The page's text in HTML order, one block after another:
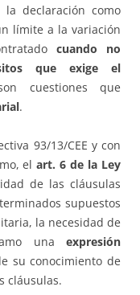
declaración como
límite a la variación
cuando no
que exige el
cuestiones que
.
93/13/CEE y con
elart. 6 de la Ley
de las cláusulas
supuestos
la necesidad de
una expresión
su conocimiento de
cláusulas.